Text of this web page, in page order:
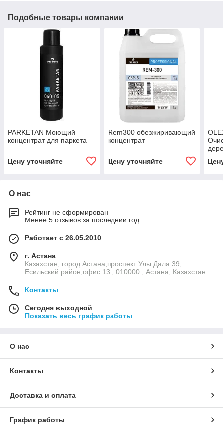
Подобные товары компании
PARKETAN Моющий
концентрат для паркета
Цену уточняйте
Rem300 обезжиривающий
концентрат
Цену уточняйте
О нас
Рейтинг не сформирован
Менее 5 отзывов за последний год
Работает с 26.05.2010
г. Астана
Казахстан, город Астана,проспект Улы Дала 39,
Есильский район,офис 13 , 010000 , Астана, Казахстан
Контакты
Сегодня выходной
Показать весь график работы
О нас
Контакты
Доставка и оплата
График работы